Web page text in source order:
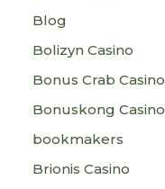
Blog
Bolizyn Casino
Bonus Crab Casino
Bonuskong Casino
bookmakers
Brionis Casino